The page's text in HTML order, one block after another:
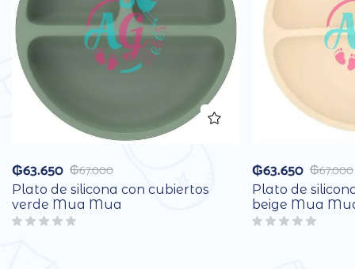
₲67.000
₲63.650
Plato de silicona con cubiertos
verde Mua Mua
₲67.000
₲63.650
Plato de
beige Mua